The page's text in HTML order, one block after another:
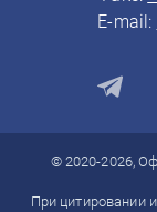
E-mail:
© 2020-2026,
При цитировании